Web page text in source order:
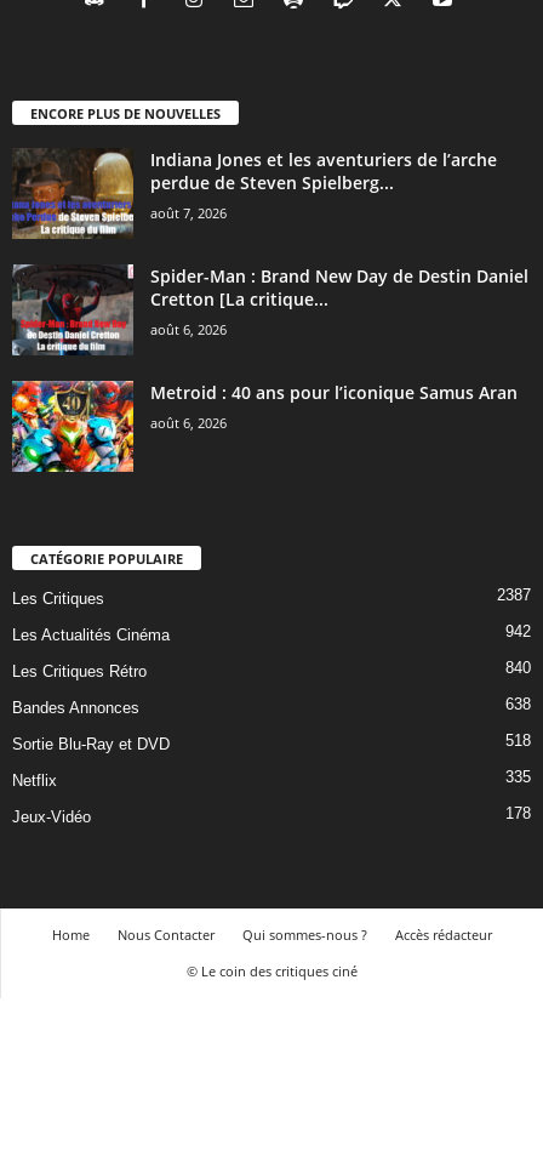
ENCORE PLUS DE NOUVELLES
Indiana Jones et les aventuriers de l’arche
perdue de Steven Spielberg...
août 7, 2026
Spider-Man : Brand New Day de Destin Daniel
Cretton [La critique...
août 6, 2026
Metroid : 40 ans pour l’iconique Samus Aran
août 6, 2026
CATÉGORIE POPULAIRE
Les Critiques 2387
Les Actualités Cinéma 942
Les Critiques Rétro 840
Bandes Annonces 638
Sortie Blu-Ray et DVD 518
Netflix 335
Jeux-Vidéo 178
Home Nous Contacter Qui sommes-nous ?
Accès rédacteur
© Le coin des critiques ciné